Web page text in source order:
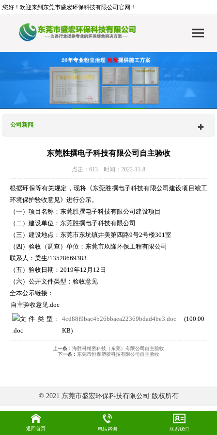
您好！欢迎来到东莞市盛宏环保科技有限公司官网！
公司新闻
东莞胜撰电子科技有限公司自主验收
点击：613 时间：2022-11-8
根据环保等有关规定，现将《东莞胜撰电子科技有限公司建设项目竣工
环境保护验收意见》进行公示。
（一）项目名称：东莞胜撰电子科技有限公司建设项目
（二）建设单位：东莞胜撰电子科技有限公司
（三）建设地点：东莞市东坑镇井美第四路9号2号楼301室
（四）验收（调查）单位：东莞市玖隆环保工程有限公司
联系人：梁生/13528669383
（五）验收日期：2019年12月12日
（六）公开文件类型：验收意见
全本公示链接：
自主验收意见.doc
4cd88f9bac4b26bbaea22369bdad4be3.doc (100.00
KB)
上一条： 海胜科精密科技（东莞）有限公司自主验收
下一条： 东莞市恒泰塑胶科技有限公司自主验收
© 2021 东莞市盛宏环保科技有限公司 版权所有
返回首页 电话咨询 联系我们